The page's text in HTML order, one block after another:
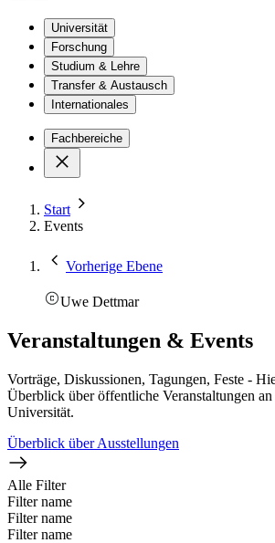
Universität
Forschung
Studium & Lehre
Transfer & Austausch
Internationales
Fachbereiche
Start
Events
Vorherige Ebene
Uwe Dettmar
Veranstaltungen & Events
Vorträge, Diskussionen, Tagungen, Feste -
Überblick über öffentliche Veranstaltungen
Universität.
Überblick über Ausstellungen
Alle Filter
Filter name
Filter name
Filter name